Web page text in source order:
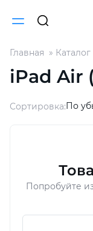
Главная Каталог
iPad Air
Сортировка:По
Попробуйте
Разбейте
оплату
График